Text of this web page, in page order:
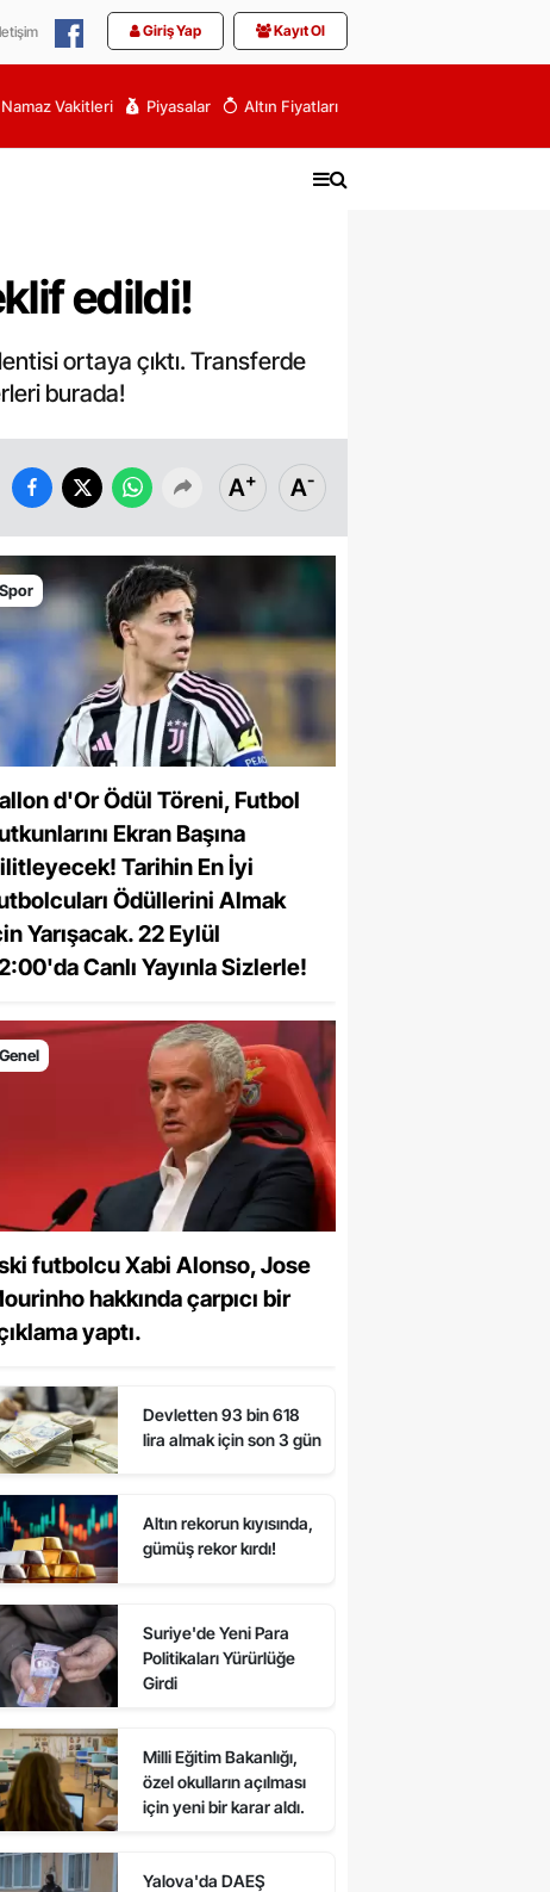
Giriş Yap Kayıt Ol
Namaz Vakitleri Piyasalar Altın Fiyatları
edildi!
ortaya çıktı. Transferde
burada!
A+ A-
Spor
d'Or Ödül Töreni, Futbol
Ekran Başına
Tarihin En İyi
Ödüllerini Almak
Yarışacak. 22 Eylül
Canlı Yayınla Sizlerle!
Genel
futbolcu Xabi Alonso, Jose
hakkında çarpıcı bir
yaptı.
Devletten 93 bin 618
lira almak için son 3 gün
Altın rekorun kıyısında,
gümüş rekor kırdı!
Suriye'de Yeni Para
Politikaları Yürürlüğe
Girdi
Milli Eğitim Bakanlığı,
özel okulların açılması
için yeni bir karar aldı.
Yalova'da DAEŞ